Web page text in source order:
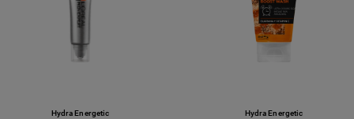
Hydra Energetic Hydra Energetic